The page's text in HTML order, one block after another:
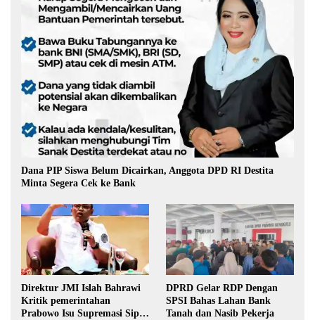
Dana PIP Siswa Belum Dicairkan, Anggota DPD RI Destita
Minta Segera Cek ke Bank
Direktur JMI Islah Bahrawi
Kritik pemerintahan
Prabowo Isu Supremasi Sipil,
DPRD Gelar RDP Dengan
SPSI Bahas Lahan Bank
Tanah dan Nasib Pekerja